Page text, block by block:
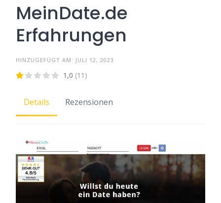
MeinDate.de
Erfahrungen
HINZUGEFÜGT AM: JULI 12, 2023
1,0 (11)
Details Rezensionen